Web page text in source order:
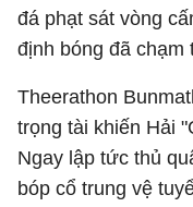
đá phạt sát vòng
định bóng đã chạm
Theerathon
trọng tài khiến Hải
Ngay lập tức thủ
bóp cổ trung vệ